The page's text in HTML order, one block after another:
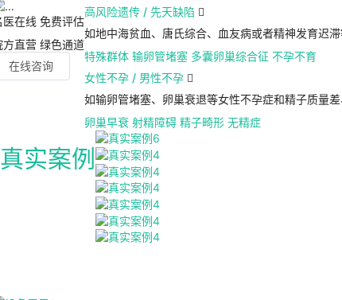
医在线 免费评估
方直营 绿色通道
在线咨询
高风险遗传 / 先天缺陷 
如地中海贫血、唐氏综合、血友病或者精神发育迟
特殊群体 输卵管堵塞 多囊卵巢综合征 不孕不育
女性不孕 / 男性不孕 
如输卵管堵塞、卵巢衰退等女性不孕症和精子质量
卵巢早衰 射精障碍 精子畸形 无精症
真实案例